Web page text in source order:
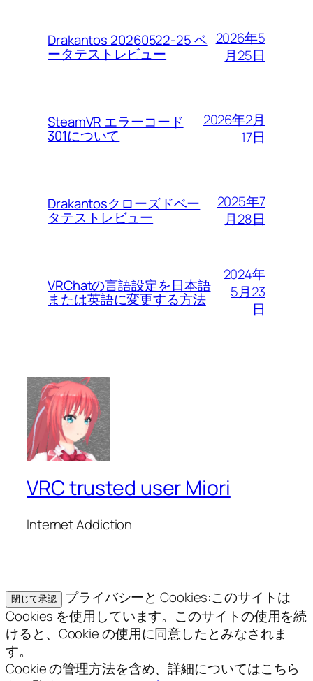
Drakantos 20260522-25 ベ
ータテストレビュー
2026年5
月25日
SteamVR エラーコード
301について
2026年2月
17日
Drakantosクローズドベー
タテストレビュー
2025年7
月28日
VRChatの言語設定を日本語
または英語に変更する方法
2024年
5月23
日
VRC trusted user Miori
Internet Addiction
プライバシーと Cookies:このサイトは
Cookies を使用しています。このサイトの使用を続
けると、Cookie の使用に同意したとみなされま
す。
Cookie の管理方法を含め、詳細についてはこちら